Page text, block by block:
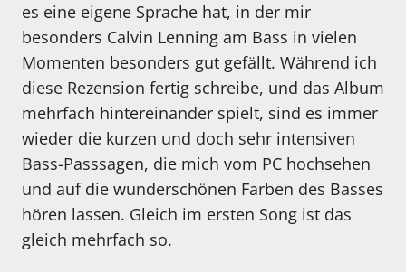
es eine eigene Sprache hat, in der mir
besonders Calvin Lenning am Bass in vielen
Momenten besonders gut gefällt. Während ich
diese Rezension fertig schreibe, und das Album
mehrfach hintereinander spielt, sind es immer
wieder die kurzen und doch sehr intensiven
Bass-Passsagen, die mich vom PC hochsehen
und auf die wunderschönen Farben des Basses
hören lassen. Gleich im ersten Song ist das
gleich mehrfach so.